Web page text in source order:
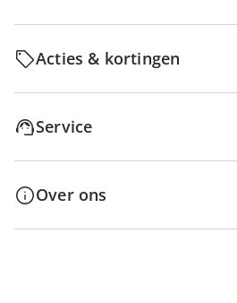
Acties & kortingen
Service
Over ons